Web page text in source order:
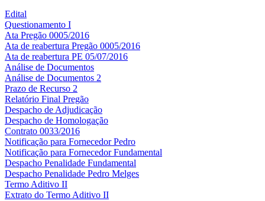
Edital
Questionamento I
Ata Pregão 0005/2016
Ata de reabertura Pregão 0005/2016
Ata de reabertura PE 05/07/2016
Análise de Documentos
Análise de Documentos 2
Prazo de Recurso 2
Relatório Final Pregão
Despacho de Adjudicação
Despacho de Homologação
Contrato 0033/2016
Notificação para Fornecedor Pedro
Notificação para Fornecedor Fundamental
Despacho Penalidade Fundamental
Despacho Penalidade Pedro Melges
Termo Aditivo II
Extrato do Termo Aditivo II